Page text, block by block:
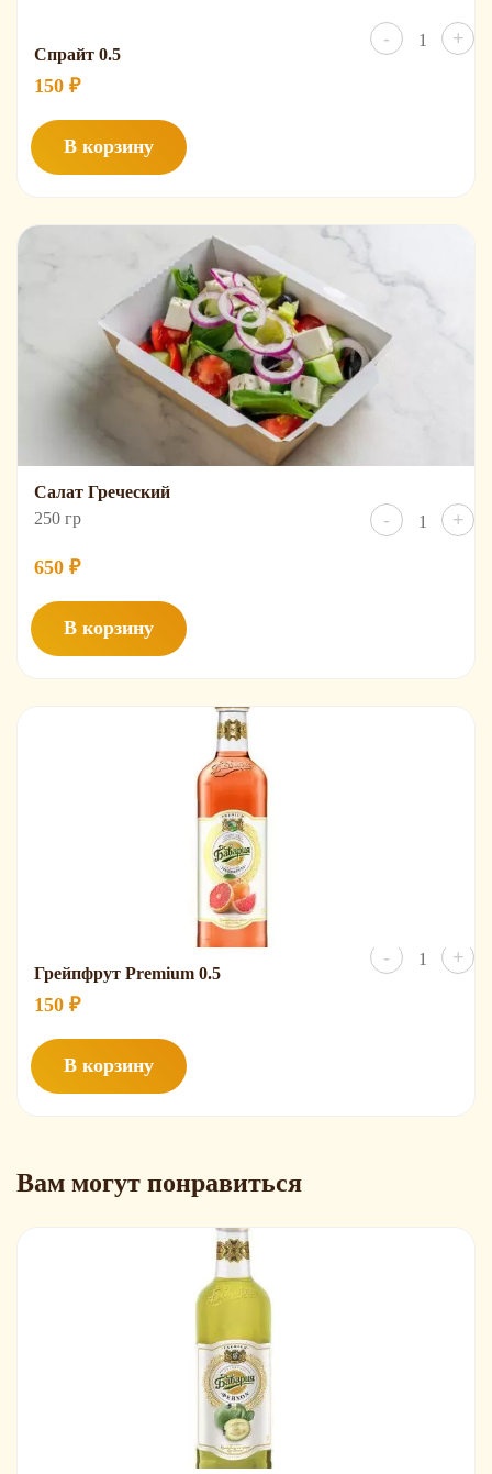
Спрайт 0.5
150 ₽
- товара+
В корзину
Салат Греческий
250 гр
650 ₽
- товара+
В корзину
Грейпфрут Premium 0.5
150 ₽
- товара+
В корзину
Вам могут понравиться